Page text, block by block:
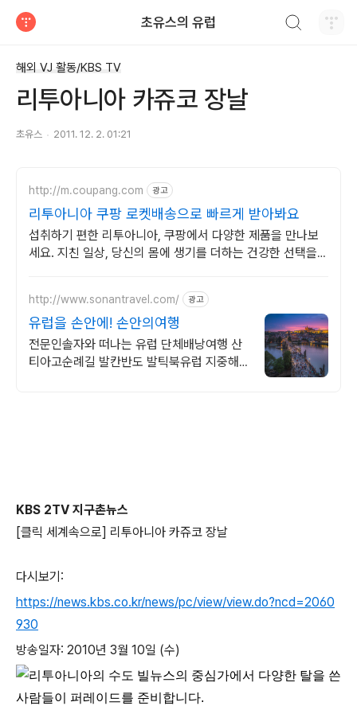
초유스의 유럽
해외 VJ 활동/KBS TV
리투아니아 카쥬코 장날
초유스 2011. 12. 2. 01:21
http://m.coupang.com 광고
리투아니아 쿠팡 로켓배송으로 빠르게 받아봐요
섭취하기 편한 리투아니아, 쿠팡에서 다양한 제품을 만나보
세요. 지친 일상, 당신의 몸에 생기를 더하는 건강한 선택을
http://www.sonantravel.com/ 광고
유럽을 손안에! 손안의여행
전문인솔자와 떠나는 유럽 단체배낭여행 산
티아고순례길 발칸반도 발틱북유럽 지중해
KBS 2TV 지구촌뉴스
[클릭 세계속으로] 리투아니아 카쥬코 장날
다시보기:
https://news.kbs.co.kr/news/pc/view/view.do?ncd=2060
930
방송일자: 2010년 3월 10일 (수)
리투아니아의 수도 빌뉴스의 중심가에서 다양한 탈을 쓴
사람들이 퍼레이드를 준비합니다.